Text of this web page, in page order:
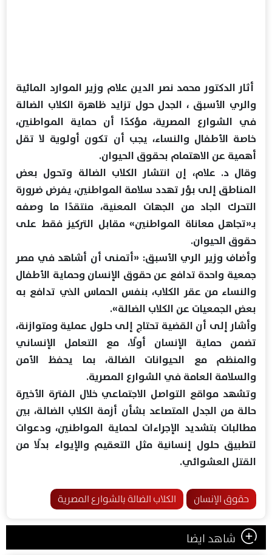
أثار الدكتور محمد نصر الدين علام وزير الموارد المائية
والري الأسبق ، الجدل حول تزايد ظاهرة الكلاب الضالة
في الشوارع المصرية، مؤكدًا أن حماية المواطنين،
خاصة الأطفال والنساء، يجب أن تكون أولوية لا تقل
أهمية عن الاهتمام بحقوق الحيوان.
وقال د. علام، إن انتشار الكلاب الضالة وتحول بعض
المناطق إلى بؤر تهدد سلامة المواطنين، يفرض ضرورة
التحرك الجاد من الجهات المعنية، منتقدًا ما وصفه
بـ«تجاهل معاناة المواطنين» مقابل التركيز فقط على
حقوق الحيوان.
وأضاف وزير الري الأسبق: «أتمنى أن أشاهد في مصر
جمعية واحدة تدافع عن حقوق الإنسان وحماية الأطفال
والنساء من عقر الكلاب، بنفس الحماس الذي تدافع به
بعض الجمعيات عن الكلاب الضالة».
وأشار إلى أن القضية تحتاج إلى حلول عملية ومتوازنة،
تضمن حماية الإنسان أولًا، مع التعامل الإنساني
والمنظم مع الحيوانات الضالة، بما يحفظ الأمن
والسلامة العامة في الشوارع المصرية.
وتشهد مواقع التواصل الاجتماعي خلال الفترة الأخيرة
حالة من الجدل المتصاعد بشأن أزمة الكلاب الضالة، بين
مطالبات بتشديد الإجراءات لحماية المواطنين، ودعوات
لتطبيق حلول إنسانية مثل التعقيم والإيواء بدلًا من
القتل العشوائي.
حقوق الإنسان الكلاب الضالة بالشوارع المصرية
شاهد ايضا